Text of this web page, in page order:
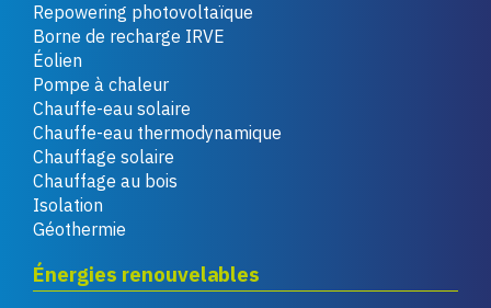
Repowering photovoltaïque
Borne de recharge IRVE
Éolien
Pompe à chaleur
Chauffe-eau solaire
Chauffe-eau thermodynamique
Chauffage solaire
Chauffage au bois
Isolation
Géothermie
Énergies renouvelables